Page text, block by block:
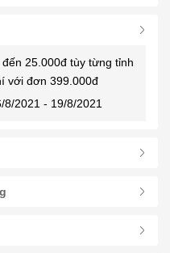
25.000đ tùy từng tỉnh
với đơn 399.000đ
2021 - 19/8/2021